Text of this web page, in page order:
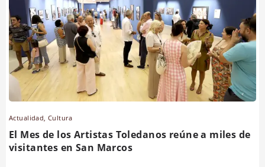
Actualidad,Cultura
El Mes de los Artistas Toledanos reúne a miles de
visitantes en San Marcos